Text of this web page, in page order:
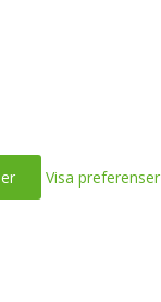
Visa preferenser